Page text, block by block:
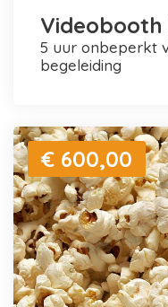
5 uur onbeperkt video's maken + personele
begeleiding
€ 600,00